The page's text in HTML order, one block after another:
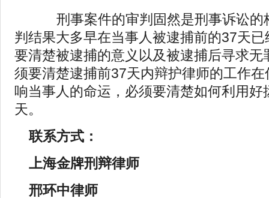
刑事案件的审判固然是刑事诉讼的
判结果大多早在当事人被逮捕前的37天
要清楚被逮捕的意义以及被逮捕后寻求无
须要清楚逮捕前37天内辩护律师的工作
响当事人的命运，必须要清楚如何利用好
天。
联系方式：
上海金牌刑辩律师
邢环中律师